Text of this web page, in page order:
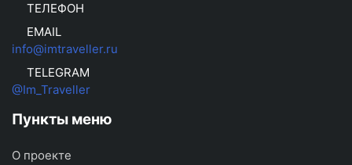
ТЕЛЕФОН
EMAIL
info@imtraveller.ru
TELEGRAM
@Im_Traveller
Пункты меню
О проекте